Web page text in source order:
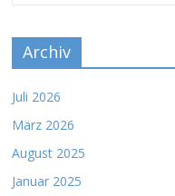
Archiv
Juli 2026
März 2026
August 2025
Januar 2025